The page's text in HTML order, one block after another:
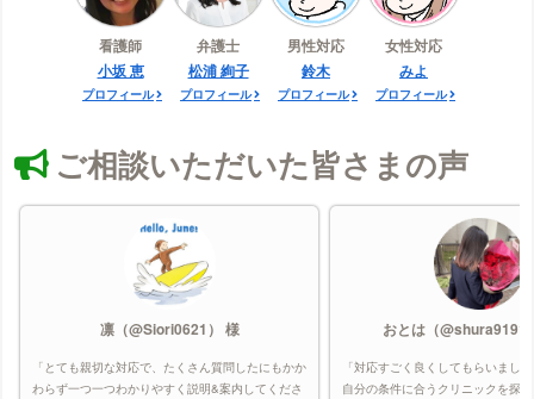
看護師
小坂 恵
プロフィール
弁護士
松浦 絢子
プロフィール
男性対応
鈴木
プロフィール
女性対応
みよ
プロフィール
ご相談いただいた皆さまの声
凛（@Siori0621） 様
「とても親切な対応で、たくさん質問したにもかか
わらず一つ一つわかりやすく説明&案内してくださ
おとは（
「対応すごく良くしてもらいまし
自分の条件に合うクリニックを探